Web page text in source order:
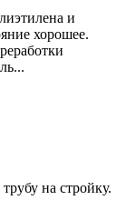
и
хорошее.
на стройку.